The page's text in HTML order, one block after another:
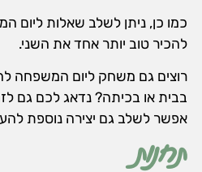
כמו כן, ניתן לשלב שאלות ליום
להכיר טוב יותר אחד את השני.
רוצים גם משחק ליום המשפחה
בבית או בכיתה? נדאג לכם גם
אפשר לשלב גם יצירה נוספת
תחנות